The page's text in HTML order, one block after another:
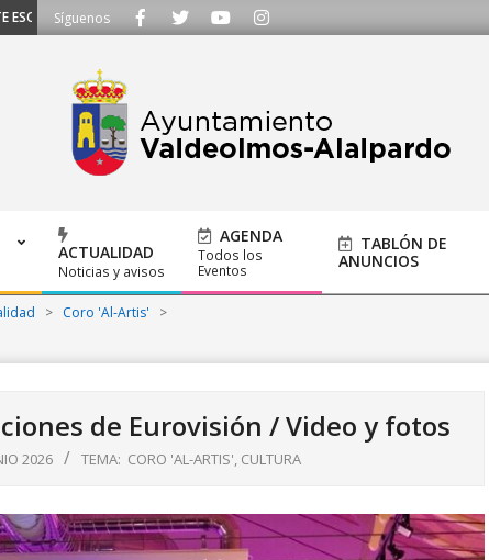
- Llámanos al 91 620 21 53 o escríbenos a
Síguenos
ACTUALIDAD
Noticias y avisos
AGENDA
Todos los
Eventos
TABLÓN DE
ANUNCIOS
> Coro 'Al-Artis'
>
de Eurovisión / Video y fotos
2026 TEMA: CORO 'AL-ARTIS', CULTURA